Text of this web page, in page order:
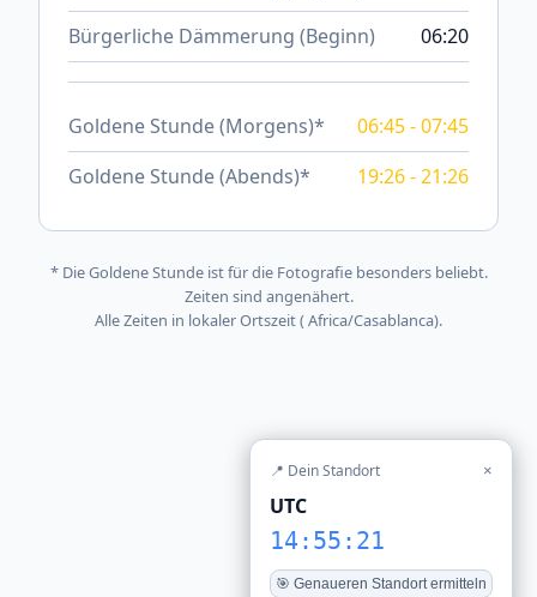
Bürgerliche Dämmerung (Beginn)
06:20
Goldene Stunde (Morgens)*
06:45 - 07:45
Goldene Stunde (Abends)*
19:26 - 21:26
* Die Goldene Stunde ist für die Fotografie besonders beliebt.
Zeiten sind angenähert.
Alle Zeiten in lokaler Ortszeit ( Africa/Casablanca).
📍 Dein Standort ×
UTC
14:55:21
🎯 Genaueren Standort ermitteln